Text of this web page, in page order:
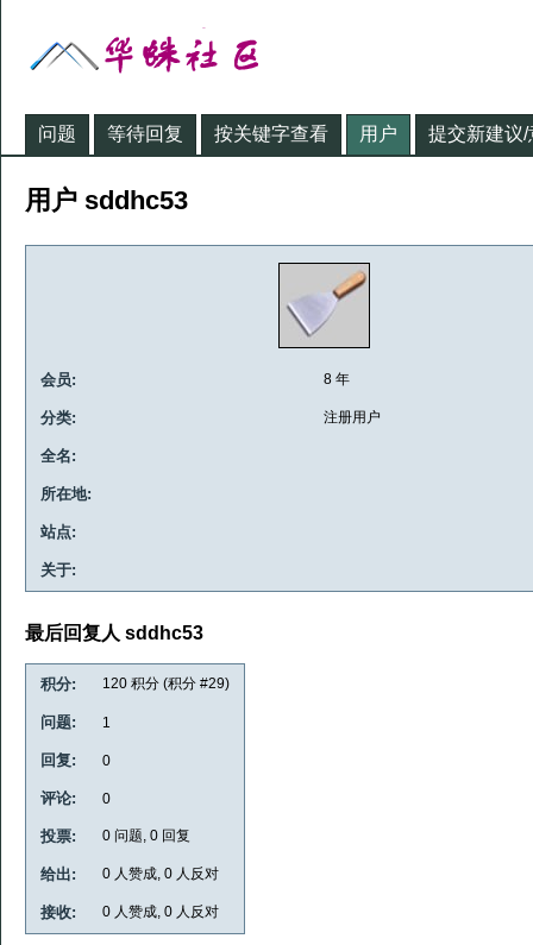
问题 等待回复 按关键字查看 用户 提交新建议/
用户 sddhc53
会员: 8 年
分类: 注册用户
全名:
所在地:
站点:
关于:
最后回复人 sddhc53
积分: 120 积分 (积分 #29)
问题: 1
回复: 0
评论: 0
投票: 0 问题, 0 回复
给出: 0 人赞成, 0 人反对
接收: 0 人赞成, 0 人反对